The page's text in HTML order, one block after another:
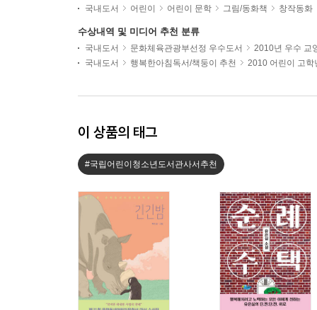
국내도서
어린이 어린이 문학 그림/동화책 창작동화
수상내역 및 미디어 추천 분류
국내도서 문화체육관광부선정 우수도서
2010년 우수 교
국내도서
행복한아침독서/책둥이 추천 2010 어린이 고학
이 상품의 태그
#국립어린이청소년도서관사서추천